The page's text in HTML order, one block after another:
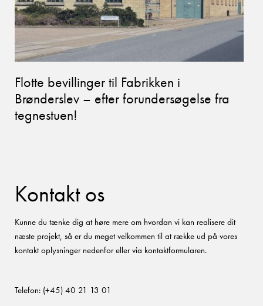
Flotte bevillinger til Fabrikken i
Brønderslev – efter forundersøgelse fra
tegnestuen!
Kontakt os
Kunne du tænke dig at høre mere om hvordan vi kan realisere dit
næste projekt, så er du meget velkommen til at række ud på vores
kontakt oplysninger nedenfor eller via kontaktformularen.
Telefon: (+45) 40 21 13 01